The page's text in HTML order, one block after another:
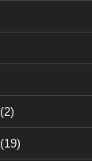
(2)
(19)